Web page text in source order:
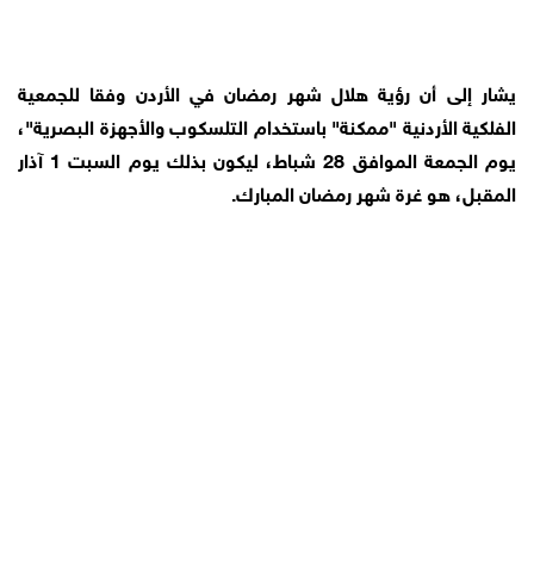
يشار إلى أن رؤية هلال شهر رمضان في الأردن وفقا للجمعية
الفلكية الأردنية "ممكنة" باستخدام التلسكوب والأجهزة البصرية"،
يوم الجمعة الموافق 28 شباط، ليكون بذلك يوم السبت 1 آذار
المقبل، هو غرة شهر رمضان المبارك.